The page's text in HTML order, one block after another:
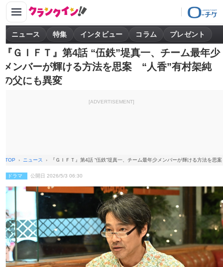
ニュース 特集 インタビュー コラム プレゼント
『ＧＩＦＴ』第4話 “伍鉄”堤真一、チーム最年少
メンバーが輝ける方法を思案 “人香”有村架純
の父にも異変
[ADVERTISEMENT]
TOP ニュース 『ＧＩＦＴ』第4話 “伍鉄”堤真一、チーム最年少メンバーが輝ける方法を思
ドラマ 公開日 2026/5/3 06:30